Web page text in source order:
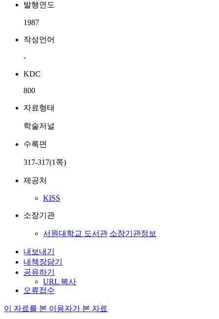
발행연도
1987
작성언어
-
KDC
800
자료형태
학술저널
수록면
317-317(1쪽)
제공처
KISS
소장기관
서원대학교 도서관 소장기관정보
내보내기
내책장담기
공유하기
URL 복사
오류접수
이 자료를 본 이용자가 본 자료